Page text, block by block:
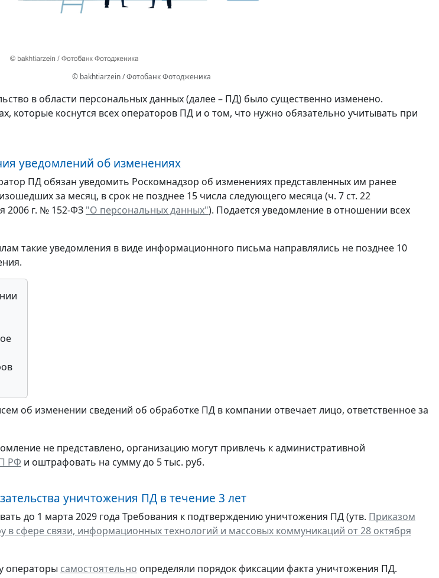
© bakhtiarzein / Фотобанк Фотодженика
в области персональных данных (далее – ПД) было существенно изменено.
которые коснутся всех операторов ПД и о том, что нужно обязательно учитывать при
уведомлений об изменениях
ПД обязан уведомить Роскомнадзор об изменениях представленных им ранее
за месяц, в срок не позднее 15 числа следующего месяца (ч. 7 ст. 22
2006 г. № 152-ФЗ "О персональных данных"). Подается уведомление в отношении всех
такие уведомления в виде информационного письма направлялись не позднее 10
об изменении сведений об обработке ПД в компании отвечает лицо, ответственное за
не представлено, организацию могут привлечь к административной
РФ и оштрафовать на сумму до 5 тыс. руб.
уничтожения ПД в течение 3 лет
до 1 марта 2029 года Требования к подтверждению уничтожения ПД (утв. Приказом
в сфере связи, информационных технологий и массовых коммуникаций от 28 октября
операторы самостоятельно определяли порядок фиксации факта уничтожения ПД.